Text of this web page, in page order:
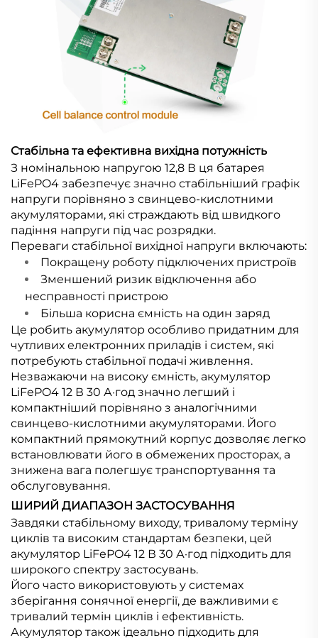
Стабільна та ефективна вихідна потужність
З номінальною напругою 12,8 В ця батарея
LiFePO4 забезпечує значно стабільніший графік
напруги порівняно з свинцево-кислотними
акумуляторами, які страждають від швидкого
падіння напруги під час розрядки.
Переваги стабільної вихідної напруги включають:
Покращену роботу підключених пристроїв
Зменшений ризик відключення або
несправності пристрою
Більша корисна ємність на один заряд
Це робить акумулятор особливо придатним для
чутливих електронних приладів і систем, які
потребують стабільної подачі живлення.
Незважаючи на високу ємність, акумулятор
LiFePO4 12 В 30 А·год значно легший і
компактніший порівняно з аналогічними
свинцево-кислотними акумуляторами. Його
компактний прямокутний корпус дозволяє легко
встановлювати його в обмежених просторах, а
знижена вага полегшує транспортування та
обслуговування.
ШИРИЙ ДИАПАЗОН ЗАСТОСУВАННЯ
Завдяки стабільному виходу, тривалому терміну
циклів та високим стандартам безпеки, цей
акумулятор LiFePO4 12 В 30 А·год підходить для
широкого спектру застосувань.
Його часто використовують у системах
зберігання сонячної енергії, де важливими є
тривалий термін циклів і ефективність.
Акумулятор також ідеально підходить для